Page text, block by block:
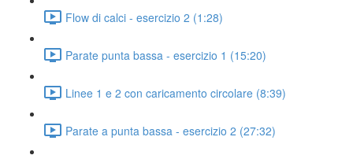
Flow di calci - esercizio 2 (1:28)
Parate punta bassa - esercizio 1 (15:20)
Linee 1 e 2 con caricamento circolare (8:39)
Parate a punta bassa - esercizio 2 (27:32)